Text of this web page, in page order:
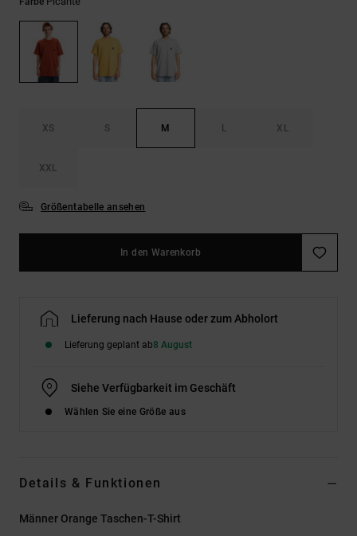
XS S M L XL
XXL
Größentabelle ansehen
In den Warenkorb
Lieferung nach Hause oder zum Abholort
Lieferung geplant ab8 August
Siehe Verfügbarkeit im Geschäft
Wählen Sie eine Größe aus
Details & Funktionen
Männer Orange Taschen-T-Shirt